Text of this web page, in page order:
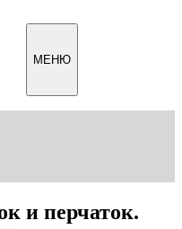
МЕНЮ
и перчаток.